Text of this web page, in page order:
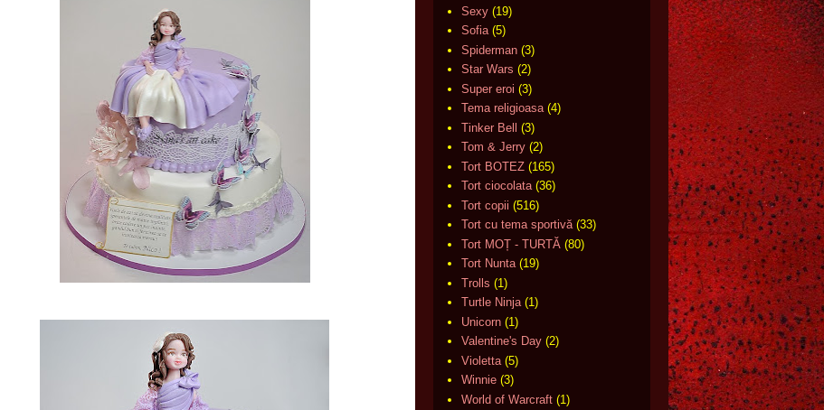
Sexy (19)
Sofia (5)
Spiderman (3)
Star Wars (2)
Super eroi (3)
Tema religioasa (4)
Tinker Bell
(3)
Tom & Jerry (2)
Tort BOTEZ (165)
Tort ciocolata (36)
Tort copii (516)
Tort cu tema sportivă (33)
Tort MOȚ - TURTĂ (80)
Tort Nunta (19)
Trolls (1)
Turtle Ninja (1)
Unicorn (1)
Valentine's Day (2)
Violetta (5)
Winnie (3)
World of Warcraft (1)